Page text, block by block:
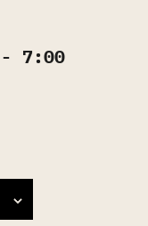
- 7:00